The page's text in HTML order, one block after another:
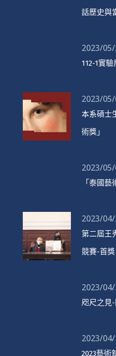
話歷史與
2023/
112-1實
2023/05/
本系碩士
術獎」
2023/05/
「泰國
2023/
第二屆王
競賽-首獎
2023/
咫尺之見
2023/
2023藝術